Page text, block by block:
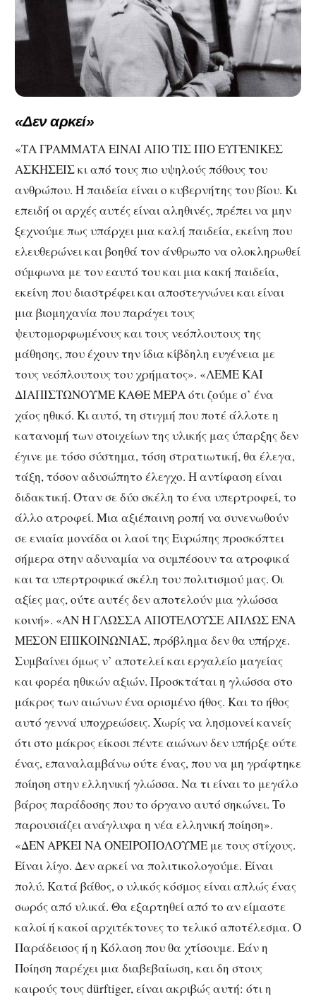
«Δεν αρκεί»
«ΤΑ ΓΡΑΜΜΑΤΑ ΕΙΝΑΙ ΑΠΟ ΤΙΣ ΠΙΟ ΕΥΓΕΝΙΚΕΣ
ΑΣΚΗΣΕΙΣ κι από τους πιο υψηλούς πόθους του
ανθρώπου. Η παιδεία είναι ο κυβερνήτης του βίου. Κι
επειδή οι αρχές αυτές είναι αληθινές, πρέπει να μην
ξεχνούμε πως υπάρχει μια καλή παιδεία, εκείνη που
ελευθερώνει και βοηθά τον άνθρωπο να ολοκληρωθεί
σύμφωνα με τον εαυτό του και μια κακή παιδεία,
εκείνη που διαστρέφει και αποστεγνώνει και είναι
μια βιομηχανία που παράγει τους
ψευτομορφωμένους και τους νεόπλουτους της
μάθησης, που έχουν την ίδια κίβδηλη ευγένεια με
τους νεόπλουτους του χρήματος». «ΛΕΜΕ ΚΑΙ
ΔΙΑΠΙΣΤΩΝΟΥΜΕ ΚΑΘΕ ΜΕΡΑ ότι ζούμε σ’ ένα
χάος ηθικό. Κι αυτό, τη στιγμή που ποτέ άλλοτε η
κατανομή των στοιχείων της υλικής μας ύπαρξης δεν
έγινε με τόσο σύστημα, τόση στρατιωτική, θα έλεγα,
τάξη, τόσον αδυσώπητο έλεγχο. Η αντίφαση είναι
διδακτική. Όταν σε δύο σκέλη το ένα υπερτροφεί, το
άλλο ατροφεί. Μια αξιέπαινη ροπή να συνενωθούν
σε ενιαία μονάδα οι λαοί της Ευρώπης προσκόπτει
σήμερα στην αδυναμία να συμπέσουν τα ατροφικά
και τα υπερτροφικά σκέλη του πολιτισμού μας. Οι
αξίες μας, ούτε αυτές δεν αποτελούν μια γλώσσα
κοινή». «ΑΝ Η ΓΛΩΣΣΑ ΑΠΟΤΕΛΟΥΣΕ ΑΠΛΩΣ ΕΝΑ
ΜΕΣΟΝ ΕΠΙΚΟΙΝΩΝΙΑΣ, πρόβλημα δεν θα υπήρχε.
Συμβαίνει όμως ν’ αποτελεί και εργαλείο μαγείας
και φορέα ηθικών αξιών. Προσκτάται η γλώσσα στο
μάκρος των αιώνων ένα ορισμένο ήθος. Και το ήθος
αυτό γεννά υποχρεώσεις. Χωρίς να λησμονεί κανείς
ότι στο μάκρος είκοσι πέντε αιώνων δεν υπήρξε ούτε
ένας, επαναλαμβάνω ούτε ένας, που να μη γράφτηκε
ποίηση στην ελληνική γλώσσα. Nα τι είναι το μεγάλο
βάρος παράδοσης που το όργανο αυτό σηκώνει. Το
παρουσιάζει ανάγλυφα η νέα ελληνική ποίηση».
«ΔΕΝ ΑΡΚΕΙ ΝΑ ΟΝΕΙΡΟΠΟΛΟΥΜΕ με τους στίχους.
Είναι λίγο. Δεν αρκεί να πολιτικολογούμε. Είναι
πολύ. Κατά βάθος, ο υλικός κόσμος είναι απλώς ένας
σωρός από υλικά. Θα εξαρτηθεί από το αν είμαστε
καλοί ή κακοί αρχιτέκτονες το τελικό αποτέλεσμα. Ο
Παράδεισος ή η Κόλαση που θα χτίσουμε. Εάν η
Ποίηση παρέχει μια διαβεβαίωση, και δη στους
καιρούς τους dürftiger, είναι ακριβώς αυτή: ότι η